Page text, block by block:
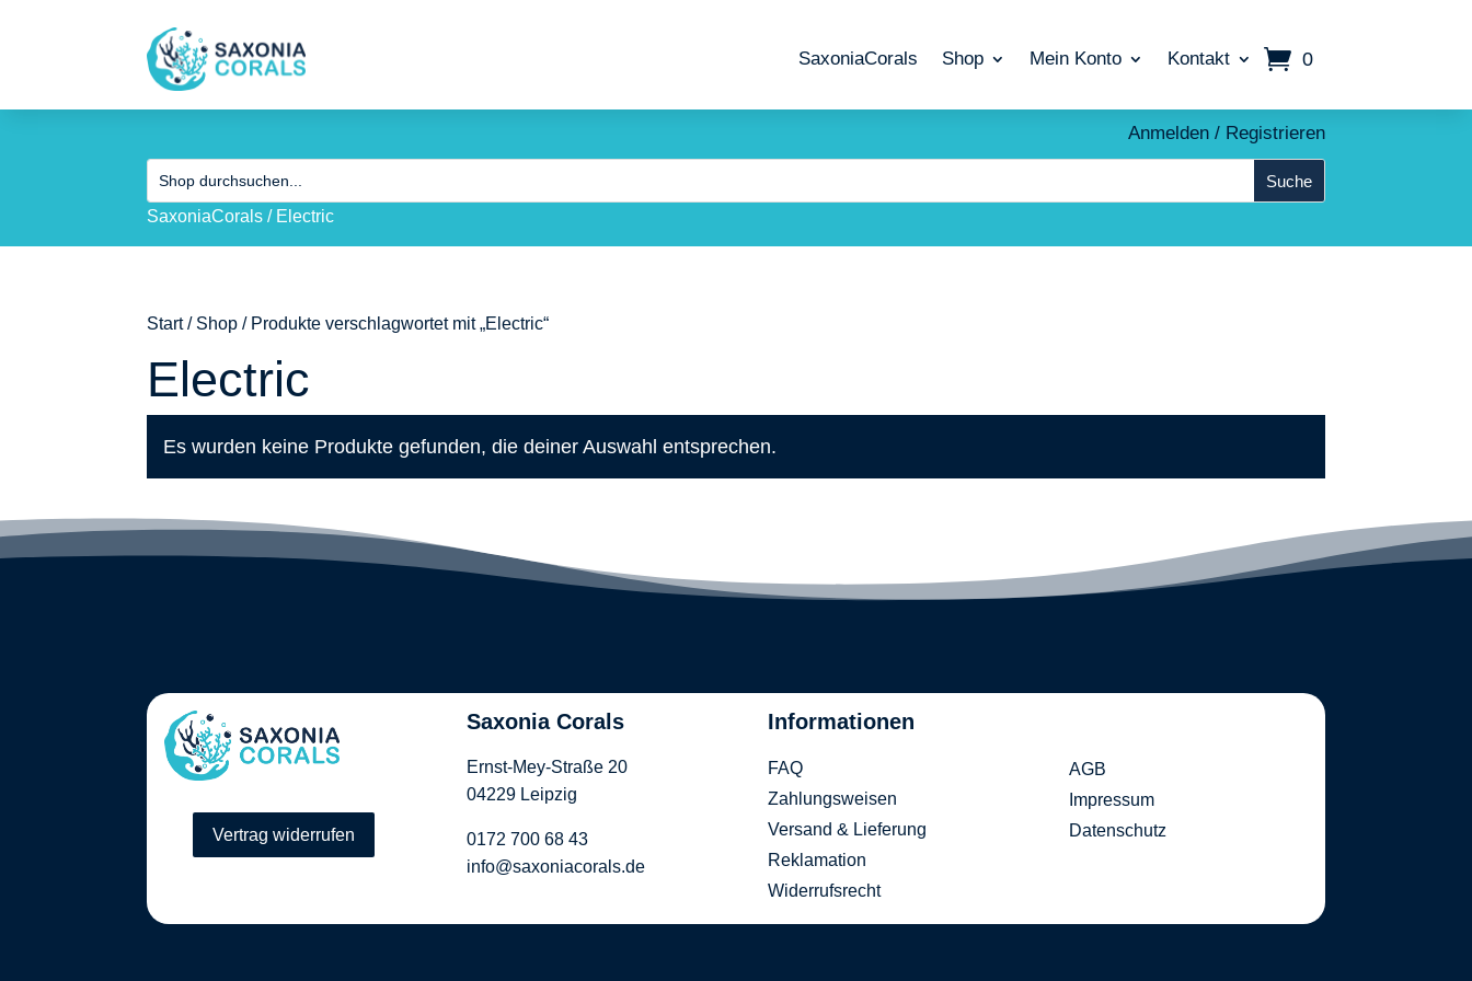
SaxoniaCorals Shop Mein Konto Kontakt 0
Anmelden / Registrieren
SaxoniaCorals / Electric
Start/ Shop / Produkte verschlagwortet mit „Electric“
Electric
Es wurden keine Produkte gefunden, die deiner Auswahl entsprechen.
Vertrag widerrufen
Saxonia Corals
Ernst-Mey-Straße 20
04229 Leipzig
0172 700 68 43
info@saxoniacorals.de
Informationen
FAQ
Zahlungsweisen
Versand & Lieferung
Reklamation
Widerrufsrecht
AGB
Impressum
Datenschutz